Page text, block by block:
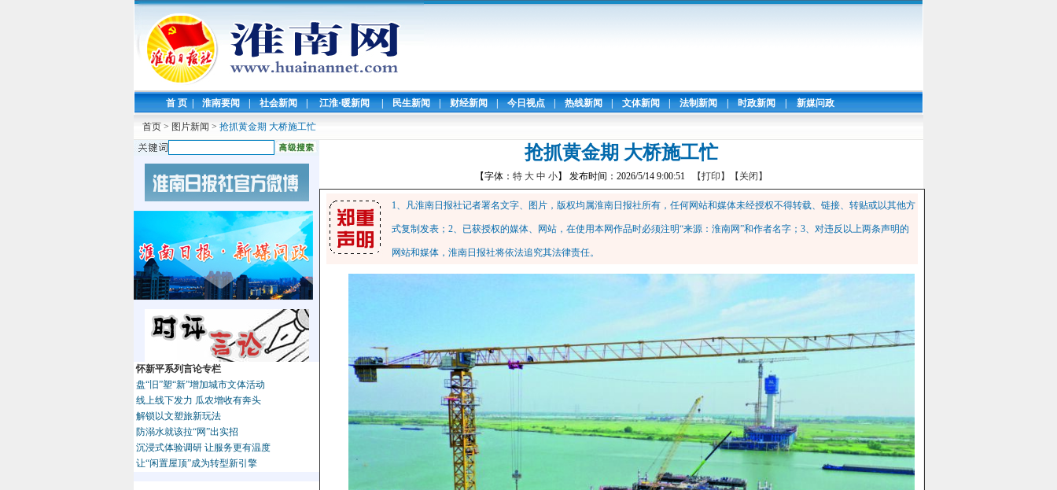
首 页 | 淮南要闻 | 社会新闻 | 江淮·暖新闻 | 民生新闻 | 财经新闻 | 今日视点 | 热线新闻 | 文体新闻 | 法制新闻 | 时政新闻 | 新媒问政
首页 > 图片新闻 > 抢抓黄金期 大桥施工忙
怀新平系列言论专栏
盘“旧”塑“新”增加城市文体活动
线上线下发力 瓜农增收有奔头
解锁以文塑旅新玩法
防溺水就该拉“网”出实招
沉浸式体验调研 让服务更有温度
让“闲置屋顶”成为转型新引擎
抢抓黄金期 大桥施工忙
【字体： 特 大 中 小】 发布时间：2026/5/14 9:00:51 【打印】 【关闭】
1、凡淮南日报社记者署名文字、图片，版权均属淮南日报社所有，任何网站和媒体未经授权不得转载、链接、转贴或以其他方
式复制发表；2、已获授权的媒体、网站，在使用本网作品时必须注明“来源：淮南网”和作者名字；3、对违反以上两条声明的
网站和媒体，淮南日报社将依法追究其法律责任。